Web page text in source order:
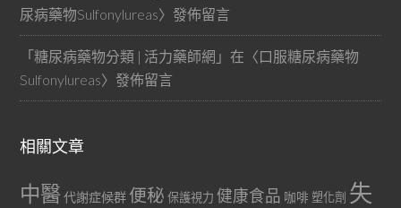
尿病藥物Sulfonylureas〉發佈留言
「糖尿病藥物分類 | 活力藥師網 」在〈口服糖尿病藥物
Sulfonylureas〉發佈留言
相關文章
中醫代謝症候群 便秘 保護視力 健康食品 咖啡 塑化劑 失